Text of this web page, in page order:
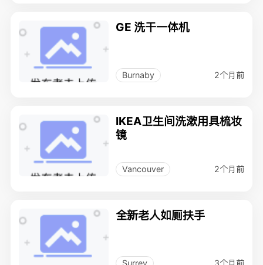
GE 洗干一体机
Burnaby 2个月前
IKEA卫生间洗漱用具梳妆
镜
Vancouver 2个月前
全新老人如厕扶手
Surrey 3个月前